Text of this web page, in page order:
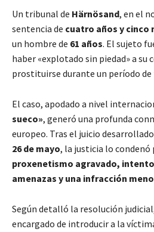
Un tribunal de Härnösand, en el
sentencia de cuatro años y cinco
un hombre de 61 años. El sujeto
haber «explotado sin piedad» a su
prostituirse durante un período de
El caso, apodado a nivel
sueco», generó una profunda
europeo. Tras el juicio
26 de mayo, la justicia lo condenó
proxenetismo agravado,
amenazas y una infracción
Según detalló la resolución
encargado de introducir a la